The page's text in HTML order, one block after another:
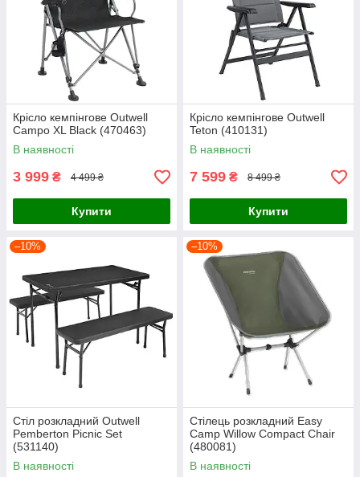
Крісло кемпінгове Outwell
Campo XL Black (470463)
В наявності
3 999 ₴ 4 499 ₴
Купити
Крісло кемпінгове Outwell
Teton (410131)
В наявності
7 599 ₴ 8 499 ₴
Купити
–10%
Cтіл розкладний Outwell
Pemberton Picnic Set
(531140)
В наявності
–10%
Стілець розкладний Easy
Camp Willow Compact Chair
(480081)
В наявності